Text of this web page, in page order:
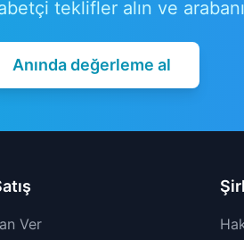
teklifler alın ve
Anında değerleme al
Ver